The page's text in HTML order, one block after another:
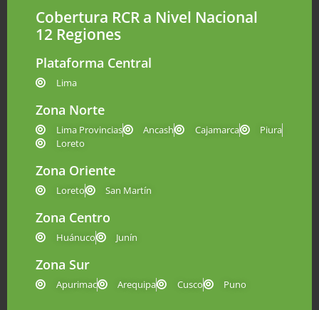
Cobertura RCR a Nivel Nacional
12 Regiones
Plataforma Central
Lima
Zona Norte
Lima Provincias Ancash Cajamarca
Piura
Loreto
Zona Oriente
Loreto San Martín
Zona Centro
Huánuco Junín
Zona Sur
Apurimac Arequipa Cusco Puno